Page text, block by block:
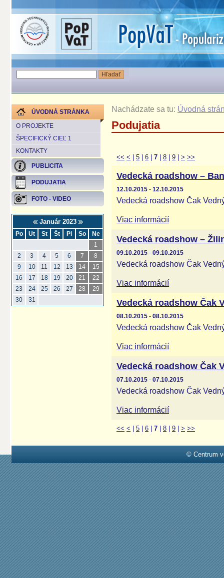
ÚVODNÁ STRÁNKA
O PROJEKTE
ŠPECIFICKÝ CIEĽ 1
KONTAKTY
PUBLICITA
PODUJATIA
FOTO - VIDEO
Január 2023
Po Ut St Št Pi So
Ne
1
2
3 4 5 6 7
8
9
10 11 12 13 14
15
16
17 18 19 20 21
22
23
24 25 26 27 28
29
30
31
Nachádzate sa tu: Úvodná
Podujatia
<< < 5 6 7 8 9 > >>
Vedecká roadshow –
12.10.2015 - 12.10.2015
Vedecká roadshow Čak
Viac informácií
Vedecká roadshow –
09.10.2015 - 09.10.2015
Vedecká roadshow Čak
Viac informácií
Vedecká roadshow Čak
08.10.2015 - 08.10.2015
Vedecká roadshow Čak
Viac informácií
Vedecká roadshow Čak
07.10.2015 - 07.10.2015
Vedecká roadshow Čak
Viac informácií
<< < 5 6 7 8 9 > >>
© Centrum